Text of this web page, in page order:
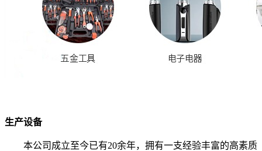
生产设备
本公司成立至今已有20余年，拥有一支经验丰富的高素质